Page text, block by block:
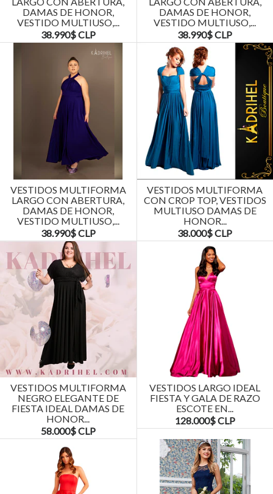
DAMAS DE HONOR,
VESTIDO MULTIUSO,...
38.990$ CLP
DAMAS DE HONOR,
VESTIDO MULTIUSO,...
38.990$ CLP
VESTIDOS MULTIFORMA
LARGO CON ABERTURA,
DAMAS DE HONOR,
VESTIDO MULTIUSO,...
38.990$ CLP
VESTIDOS MULTIFORMA
CON CROP TOP, VESTIDOS
MULTIUSO DAMAS DE
HONOR...
38.000$ CLP
VESTIDOS MULTIFORMA
NEGRO ELEGANTE DE
FIESTA IDEAL DAMAS DE
HONOR...
58.000$ CLP
VESTIDOS LARGO IDEAL
FIESTA Y GALA DE RAZO
ESCOTE EN...
128.000$ CLP